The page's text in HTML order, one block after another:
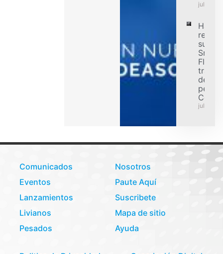
julio 31,
su
Smart
Flex
de
julio 31,
Comunicados
Eventos
Lanzamientos
Livianos
Pesados
Nosotros
Paute Aquí
Suscribete
Mapa de sitio
Ayuda